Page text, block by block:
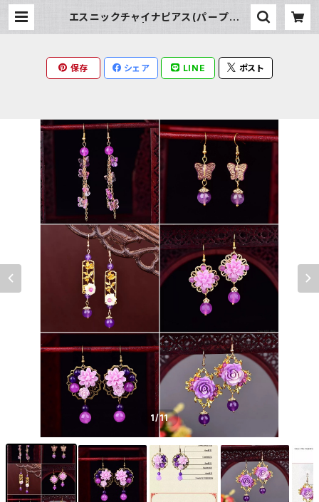
エスニックチャイナピアス(パープルカ
保存 シェア LINE ポスト
1/11